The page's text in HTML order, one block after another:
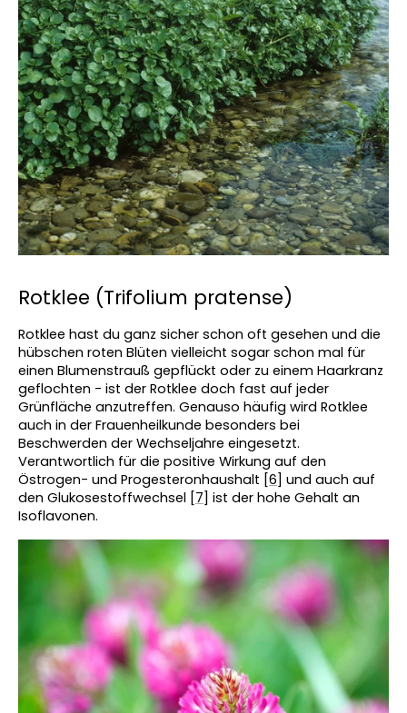
Rotklee (Trifolium pratense)
Rotklee hast du ganz sicher schon oft gesehen und die
hübschen roten Blüten vielleicht sogar schon mal für
einen Blumenstrauß gepflückt oder zu einem Haarkranz
geflochten - ist der Rotklee doch fast auf jeder
Grünfläche anzutreffen. Genauso häufig wird Rotklee
auch in der Frauenheilkunde besonders bei
Beschwerden der Wechseljahre eingesetzt.
Verantwortlich für die positive Wirkung auf den
Östrogen- und Progesteronhaushalt [6] und auch auf
den Glukosestoffwechsel [7] ist der hohe Gehalt an
Isoflavonen.